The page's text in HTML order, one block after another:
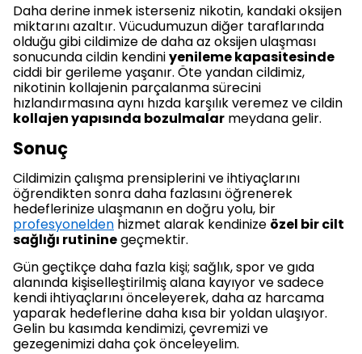
Daha derine inmek isterseniz nikotin, kandaki oksijen
miktarını azaltır. Vücudumuzun diğer taraflarında
olduğu gibi cildimize de daha az oksijen ulaşması
sonucunda cildin kendiniyenileme kapasitesinde
ciddi bir gerileme yaşanır. Öte yandan cildimiz,
nikotinin kollajenin parçalanma sürecini
hızlandırmasına aynı hızda karşılık veremez ve cildin
kollajen yapısında bozulmalar meydana gelir.
Sonuç
Cildimizin çalışma prensiplerini ve ihtiyaçlarını
öğrendikten sonra daha fazlasını öğrenerek
hedeflerinize ulaşmanın en doğru yolu, bir
profesyonelden hizmet alarak kendinize özel bir cilt
sağlığı rutininegeçmektir.
Gün geçtikçe daha fazla kişi; sağlık, spor ve gıda
alanında kişiselleştirilmiş alana kayıyor ve sadece
kendi ihtiyaçlarını önceleyerek, daha az harcama
yaparak hedeflerine daha kısa bir yoldan ulaşıyor.
Gelin bu kasımda kendimizi, çevremizi ve
gezegenimizi daha çok önceleyelim.